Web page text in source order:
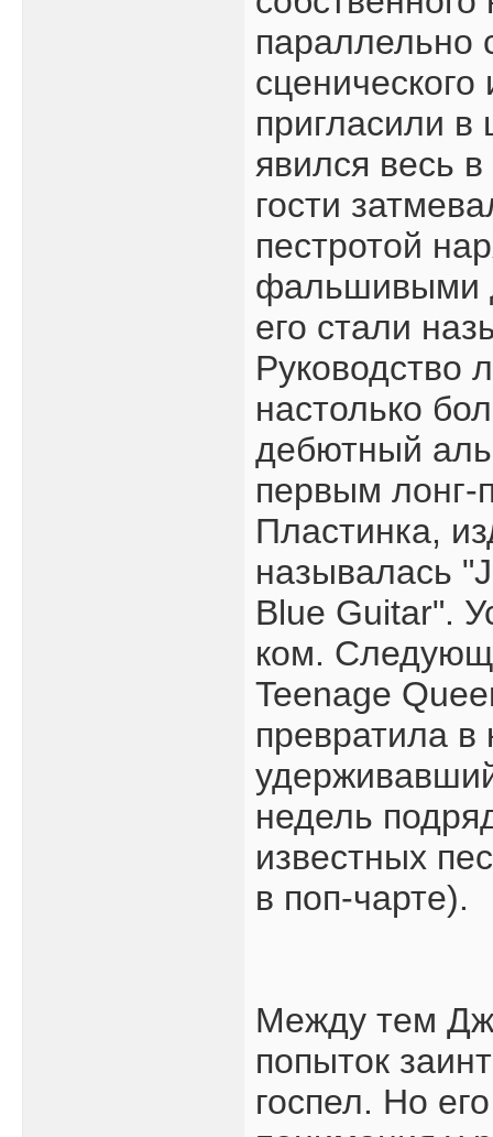
параллельно
пригласили
явился весь
гости
пестротой
фальшивыми
его стали
Руководство
настолько
дебютный
первым лонг-
Пластинка,
называлась
Blue Guitar".
ком.
Teenage
превратила в
недель
известных
в поп-чарте).
Между тем
попыток
госпел. Но